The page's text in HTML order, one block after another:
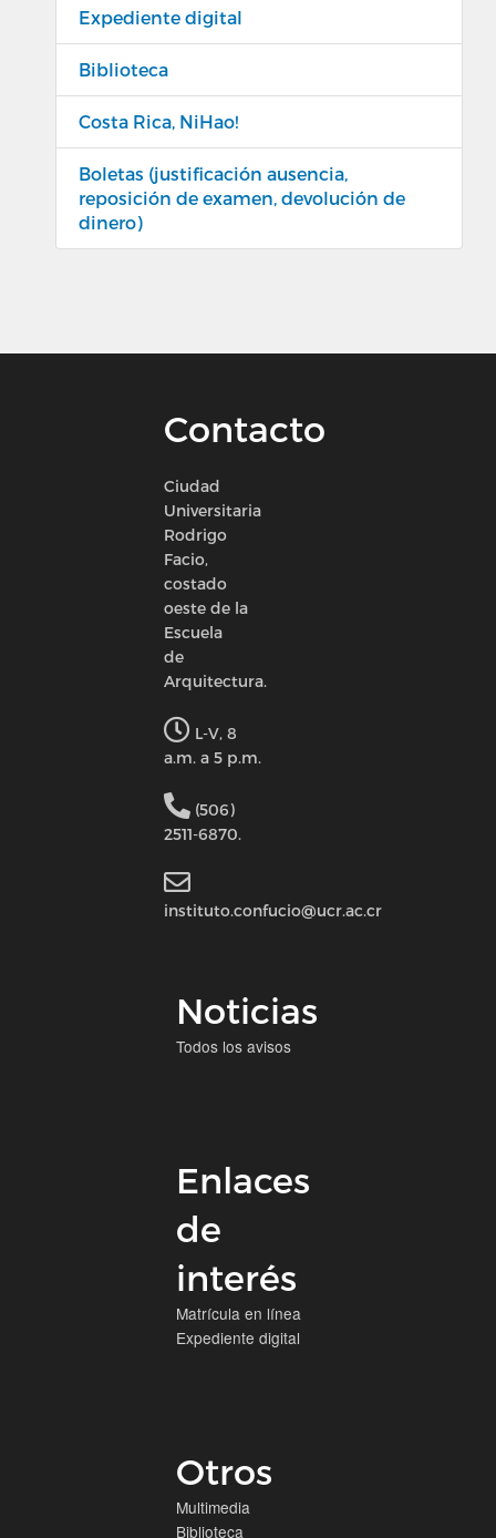
Expediente digital
Biblioteca
Costa Rica, NiHao!
Boletas (justificación ausencia,
reposición de examen, devolución de
dinero)
Contacto
Ciudad
Universitaria
Rodrigo
Facio,
costado
oeste de la
Escuela
de
Arquitectura.
L-V, 8
a.m. a 5 p.m.
(506)
2511-6870.
instituto.confucio@ucr.ac.cr
Noticias
Todos los avisos
Enlaces
de
interés
Matrícula en línea
Expediente digital
Otros
Multimedia
Biblioteca